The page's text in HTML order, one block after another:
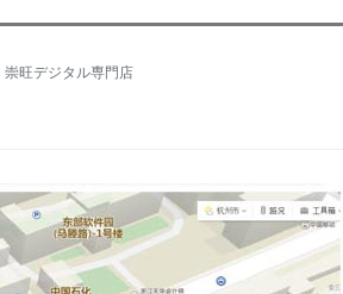
崇旺デジタル専門店